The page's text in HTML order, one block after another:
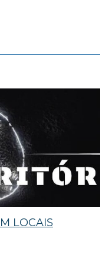
LOCAIS